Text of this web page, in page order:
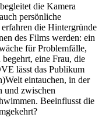
die Kamera
persönliche
die Hintergründe
des Films werden: ein
für Problemfälle,
eine Frau, die
lässt das Publikum
eintauchen, in der
und zwischen
Beeinflusst die